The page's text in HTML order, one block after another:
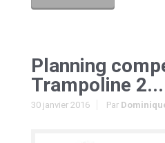
Planning
Trampoline 2...
30 janvier 2016 Par